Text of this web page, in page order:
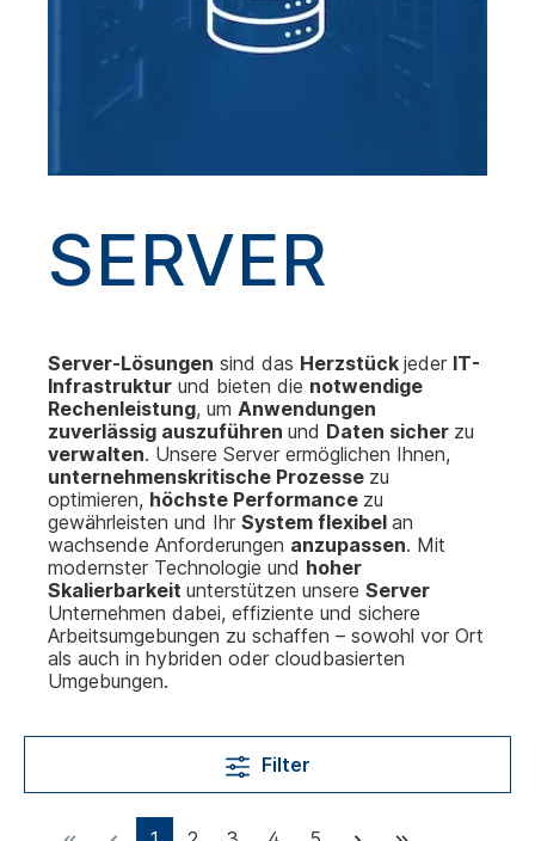
SERVER
Server-Lösungen sind das Herzstück jeder IT-
Infrastruktur und bieten die notwendige
Rechenleistung, um Anwendungen
zuverlässig auszuführen und Daten sicher zu
verwalten. Unsere Server ermöglichen Ihnen,
unternehmenskritische Prozesse zu
optimieren, höchste Performance zu
gewährleisten und Ihr System flexibel an
wachsende Anforderungen anzupassen. Mit
modernster Technologie und hoher
Skalierbarkeit unterstützen unsere Server
Unternehmen dabei, effiziente und sichere
Arbeitsumgebungen zu schaffen – sowohl vor Ort
als auch in hybriden oder cloudbasierten
Umgebungen.
Filter